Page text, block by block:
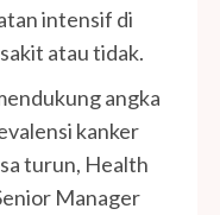
intensif di
atau tidak.
angka
kanker
turun, Health
Manager